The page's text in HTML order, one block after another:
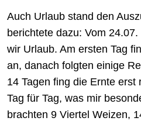
Auch Urlaub stand den
berichtete dazu: Vom
wir Urlaub. Am ersten Tag
an, danach folgten einige
14 Tagen fing die Ernte erst
Tag für Tag, was mir
brachten 9 Viertel Weizen,